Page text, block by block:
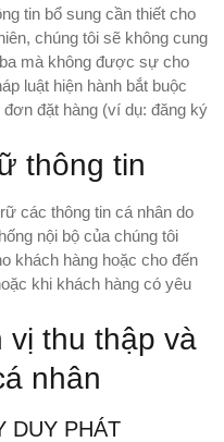
tin bổ sung cần thiết cho
chúng tôi sẽ không cung
mà không được sự cho
luật hiện hành bắt buộc
đặt hàng (ví dụ: đăng ký
thông tin
các thông tin cá nhân do
nội bộ của chúng tôi
khách hàng hoặc cho đến
khi khách hàng có yêu
thu thập và
nhân
DUY PHÁT